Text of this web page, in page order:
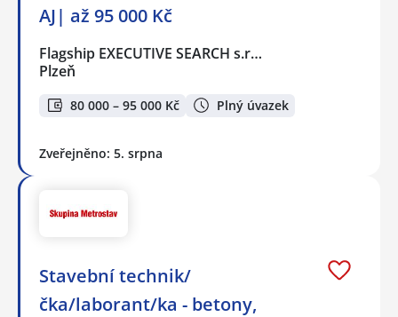
AJ| až 95 000 Kč
Flagship EXECUTIVE SEARCH s.r…
Plzeň
80 000 – 95 000 Kč Plný úvazek
Zveřejněno: 5. srpna
Stavební technik/
čka/laborant/ka - betony,